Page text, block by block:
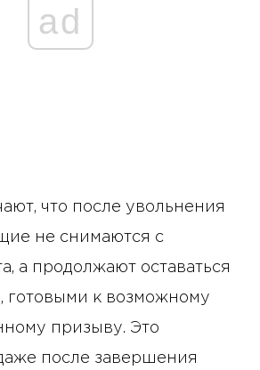
ad
что после увольнения
не снимаются с
а продолжают оставаться
готовыми к возможному
призыву. Это
после завершения